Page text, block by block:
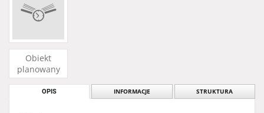
Obiekt
planowany
OPIS INFORMACJE STRUKTURA